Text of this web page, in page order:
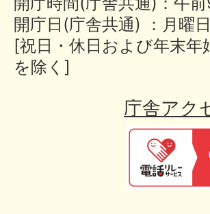
開庁日(庁舎共通) ：月曜
[祝日・休日および年末
を除く]
庁舎アク